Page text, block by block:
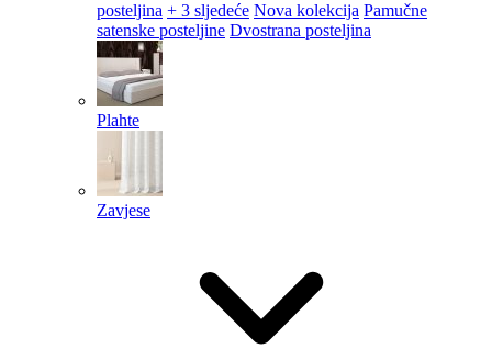
posteljina + 3 sljedeće Nova kolekcija Pamučne
satenske posteljine Dvostrana posteljina
Plahte
Zavjese